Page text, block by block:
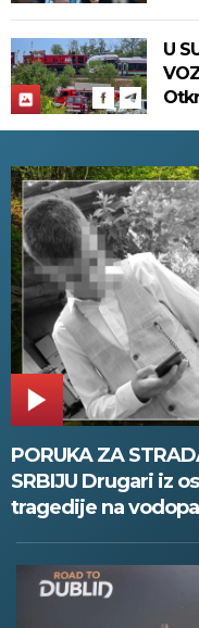
U
PORUKA ZA
SRBIJU Drugari iz
tragedije na